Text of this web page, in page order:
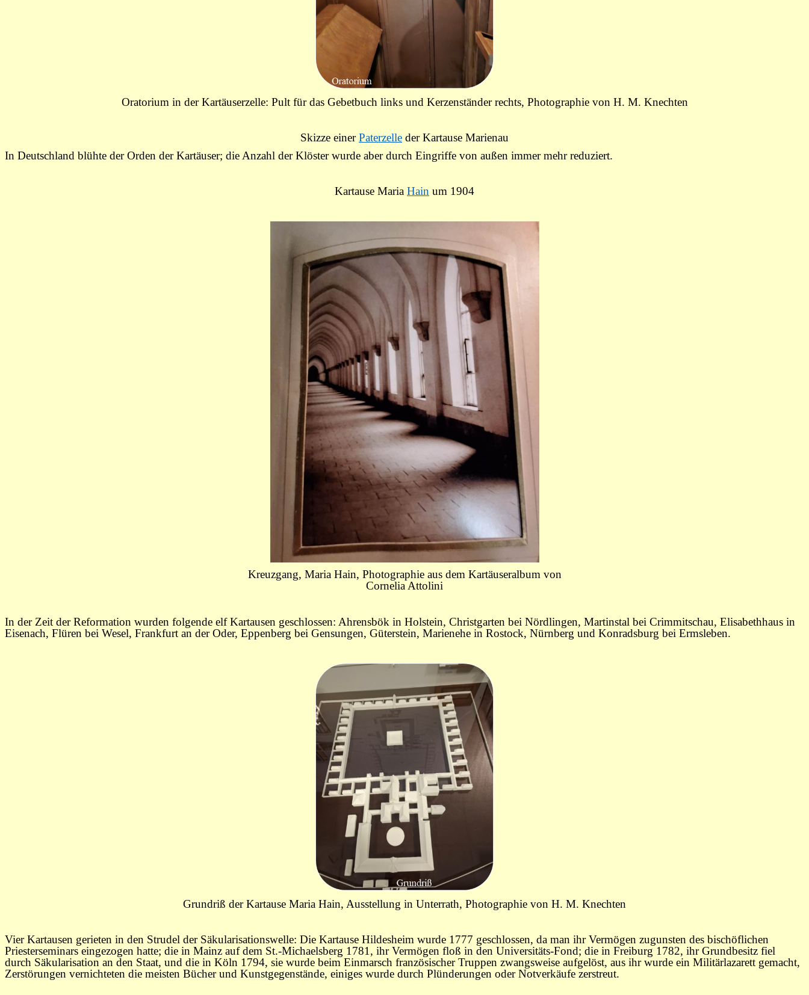
Oratorium in der Kartäuserzelle: Pult für das Gebetbuch links und Kerzenständer rechts, Photographie von H. M. Knechten
Skizze einerPaterzelle der Kartause Marienau
In Deutschland blühte der Orden der Kartäuser; die Anzahl der Klöster wurde aber durch Eingriffe von außen immer mehr reduziert.
Kartause Maria Hain um 1904
Kreuzgang, Maria Hain, Photographie aus dem Kartäuseralbum von
Cornelia Attolini
In der Zeit der Reformation wurden folgende elf Kartausen geschlossen: Ahrensbök in Holstein, Christgarten bei Nördlingen, Martinstal bei Crimmitschau, Elisabethhaus in
Eisenach, Flüren bei Wesel, Frankfurt an der Oder, Eppenberg bei Gensungen, Güterstein, Marienehe in Rostock, Nürnberg und Konradsburg bei Ermsleben.
Grundriß der Kartause Maria Hain, Ausstellung in Unterrath, Photographie von H. M. Knechten
Vier Kartausen gerieten in den Strudel der Säkularisationswelle: Die Kartause Hildesheim wurde 1777 geschlossen, da man ihr Vermögen zugunsten des bischöflichen
Priesterseminars eingezogen hatte; die in Mainz auf dem St.-Michaelsberg 1781, ihr Vermögen floß in den Universitäts-Fond; die in Freiburg 1782, ihr Grundbesitz fiel
durch Säkularisation an den Staat, und die in Köln 1794, sie wurde beim Einmarsch französischer Truppen zwangsweise aufgelöst, aus ihr wurde ein Militärlazarett gemacht,
Zerstörungen vernichteten die meisten Bücher und Kunstgegenstände, einiges wurde durch Plünderungen oder Notverkäufe zerstreut.